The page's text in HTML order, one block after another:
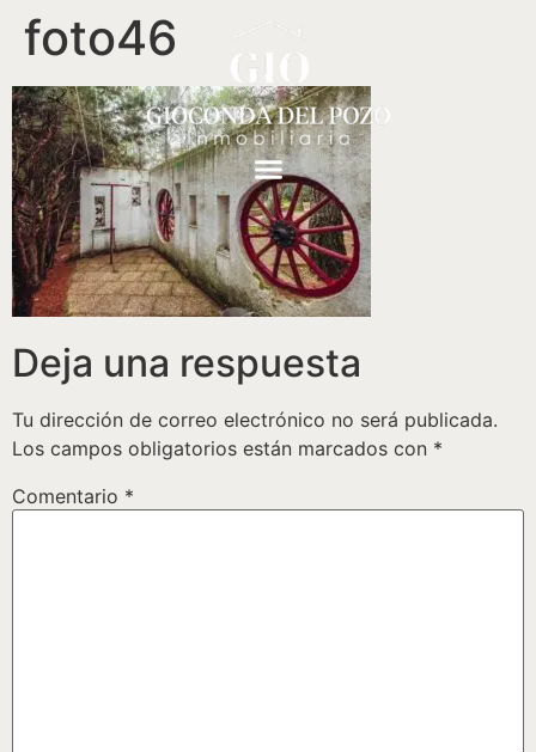
foto46
Deja una respuesta
Tu dirección de correo electrónico no será publicada.
Los campos obligatorios están marcados con *
Comentario *